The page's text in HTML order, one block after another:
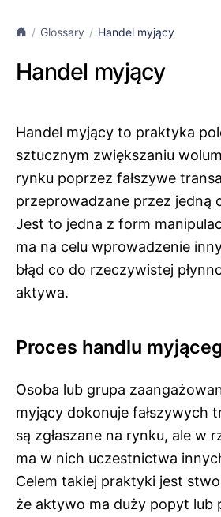
Glossary Handel myjący
Handel myjący
Handel myjący to praktyka
sztucznym zwiększaniu
rynku poprzez fałszywe
przeprowadzane przez jedną
Jest to jedna z form
ma na celu wprowadzenie
błąd co do rzeczywistej
aktywa.
Proces handlu
Osoba lub grupa
myjący dokonuje fałszywych
są zgłaszane na rynku, ale w
ma w nich uczestnictwa
Celem takiej praktyki jest
że aktywo ma duży popyt lub